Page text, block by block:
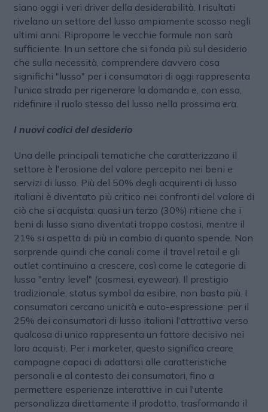
siano oggi i veri driver della desiderabilità. I risultati
rivelano un settore del lusso ampiamente scosso negli
ultimi anni. Riproporre le vecchie formule non sarà
sufficiente. In un settore che si fonda più sul desiderio
che sulla necessità, comprendere davvero cosa
significhi "lusso" per i consumatori di oggi rappresenta
l'unica strada per rigenerare la domanda e, con essa,
ridefinire il ruolo stesso del lusso nella prossima era.
I nuovi codici del desiderio
Una delle principali tematiche che caratterizzano il
settore è l'erosione del valore percepito nei beni e
servizi di lusso. Più del 50% degli acquirenti di lusso
italiani è diventato più critico nei confronti del valore di
ciò che si acquista: quasi un terzo (30%) ritiene che i
beni di lusso siano diventati troppo costosi, mentre il
21% si aspetta di più in cambio di quanto spende. Non
sorprende quindi che canali come il travel retail e gli
outlet continuino a crescere, così come le categorie di
lusso "entry level" (cosmesi, eyewear). Il prestigio
tradizionale, status symbol da esibire, non basta più. I
consumatori cercano unicità e auto-espressione: per il
25% dei consumatori di lusso italiani l'attrattiva verso
qualcosa di unico rappresenta un fattore decisivo nei
loro acquisti. Per i marketer, questo significa creare
campagne capaci di adattarsi alle caratteristiche
personali e al contesto dei consumatori, fino a
permettere esperienze interattive in cui l'utente
personalizza direttamente il prodotto, trasformando il